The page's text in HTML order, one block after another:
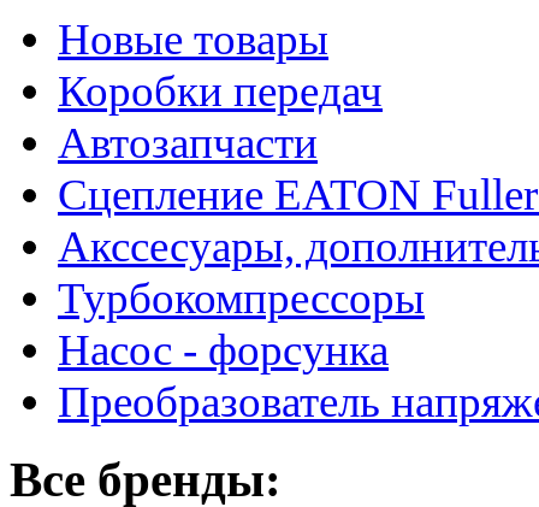
Новые товары
Коробки передач
Автозапчасти
Сцепление EATON
Акссесуары,
Турбокомпрессоры
Насос - форсунка
Преобразователь
Все бренды: